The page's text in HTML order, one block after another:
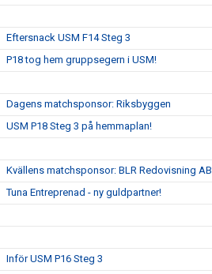
Eftersnack USM F14 Steg 3
P18 tog hem gruppsegern i USM!
Dagens matchsponsor: Riksbyggen
USM P18 Steg 3 på hemmaplan!
Kvällens matchsponsor: BLR Redovisning AB
Tuna Entreprenad - ny guldpartner!
Inför USM P16 Steg 3